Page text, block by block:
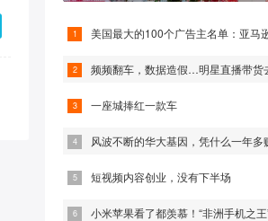
美国最大的100个广告主名单：亚马
频频翻车，数据造假…明星直播带货
一座城捧红一款车
风波不断的华大基因，凭什么一年多
短视频内容创业，没有下半场
小米苹果看了都羡慕！“非洲手机之王